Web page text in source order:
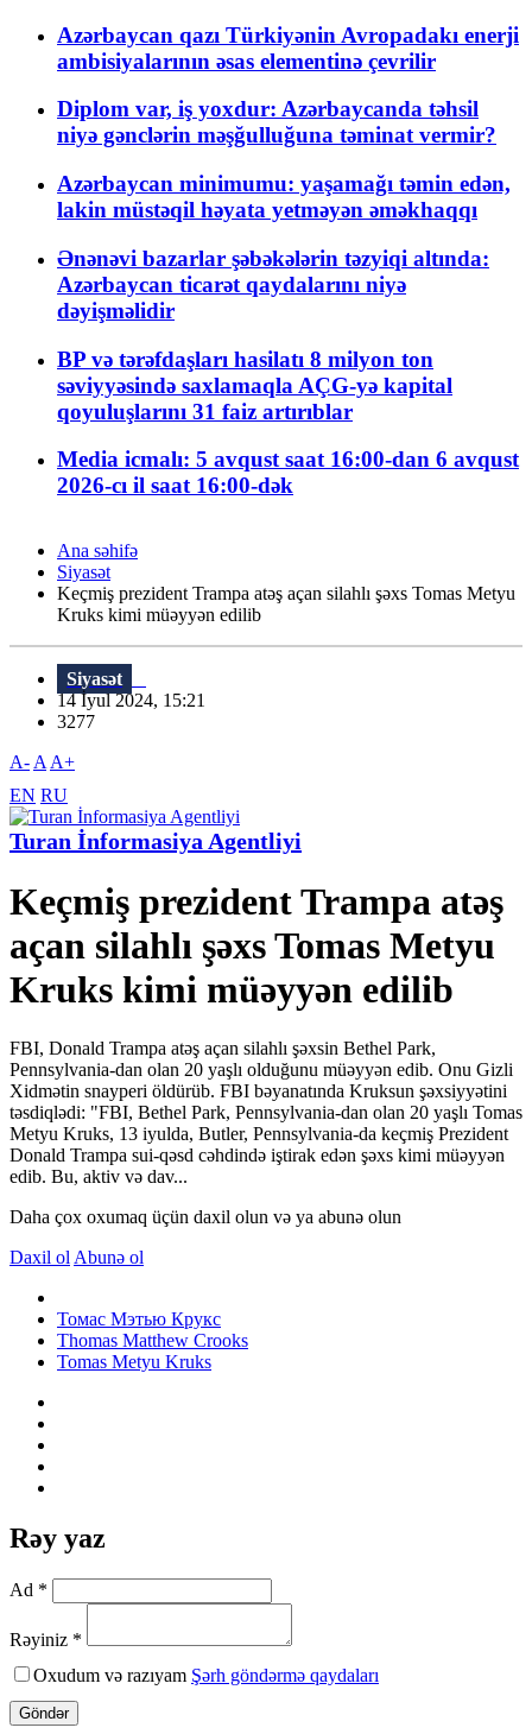
Azərbaycan qazı Türkiyənin Avropadakı enerji
ambisiyalarının əsas elementinə çevrilir
Diplom var, iş yoxdur: Azərbaycanda təhsil
niyə gənclərin məşğulluğuna təminat vermir?
Azərbaycan minimumu: yaşamağı təmin edən,
lakin müstəqil həyata yetməyən əməkhaqqı
Ənənəvi bazarlar şəbəkələrin təzyiqi altında:
Azərbaycan ticarət qaydalarını niyə
dəyişməlidir
BP və tərəfdaşları hasilatı 8 milyon ton
səviyyəsində saxlamaqla AÇG-yə kapital
qoyuluşlarını 31 faiz artırıblar
Media icmalı: 5 avqust saat 16:00-dan 6 avqust
2026-cı il saat 16:00-dək
Ana səhifə
Siyasət
Keçmiş prezident Trampa atəş açan silahlı şəxs Tomas Metyu
Kruks kimi müəyyən edilib
Siyasət
14 İyul 2024, 15:21
3277
A- A A+
EN RU
Turan İnformasiya Agentliyi
Keçmiş prezident Trampa atəş
açan silahlı şəxs Tomas Metyu
Kruks kimi müəyyən edilib
FBI, Donald Trampa atəş açan silahlı şəxsin Bethel Park,
Pennsylvania-dan olan 20 yaşlı olduğunu müəyyən edib. Onu Gizli
Xidmətin snayperi öldürüb. FBI bəyanatında Kruksun şəxsiyyətini
təsdiqlədi: "FBI, Bethel Park, Pennsylvania-dan olan 20 yaşlı Tomas
Metyu Kruks, 13 iyulda, Butler, Pennsylvania-da keçmiş Prezident
Donald Trampa sui-qəsd cəhdində iştirak edən şəxs kimi müəyyən
edib. Bu, aktiv və dav...
Daha çox oxumaq üçün daxil olun və ya abunə olun
Daxil ol Abunə ol
Томас Мэтью Крукс
Thomas Matthew Crooks
Tomas Metyu Kruks
Rəy yaz
Ad *
Rəyiniz *
Oxudum və razıyam Şərh göndərmə qaydaları
Göndər